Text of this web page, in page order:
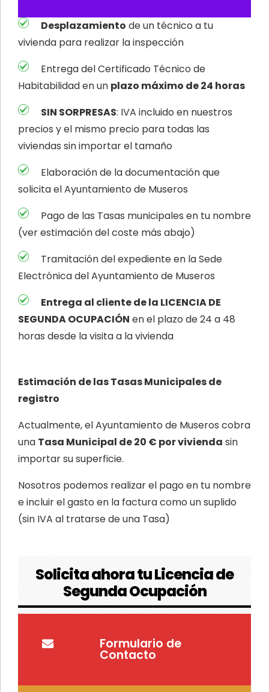
Desplazamiento de un técnico a tu
vivienda para realizar la inspección
Entrega del Certificado Técnico de
Habitabilidad en un plazo máximo de 24 horas
SIN SORPRESAS: IVA incluido en nuestros
precios y el mismo precio para todas las
viviendas sin importar el tamaño
Elaboración de la documentación que
solicita el Ayuntamiento de Museros
Pago de las Tasas municipales en tu nombre
(ver estimación del coste más abajo)
Tramitación del expediente en la Sede
Electrónica del Ayuntamiento de Museros
Entrega al cliente de la LICENCIA DE
SEGUNDA OCUPACIÓN en el plazo de 24 a 48
horas desde la visita a la vivienda
Estimación de las Tasas Municipales de
registro
Actualmente, el Ayuntamiento de Museros cobra
una Tasa Municipal de 20 € porvivienda sin
importar su superficie.
Nosotros podemos realizar el pago en tu nombre
e incluir el gasto en la factura como un suplido
(sin IVA al tratarse de una Tasa)
Solicita ahora tu Licencia de
Segunda Ocupación
Formulario de
Contacto